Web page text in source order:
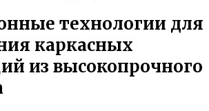
технологии для
каркасных
из высокопрочного